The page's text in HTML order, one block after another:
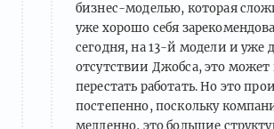
бизнес-моделью, которая
уже хорошо себя
сегодня, на 13-й модели и уже
отсутствии Джобса, это может
перестать работать. Но это
постепенно, поскольку